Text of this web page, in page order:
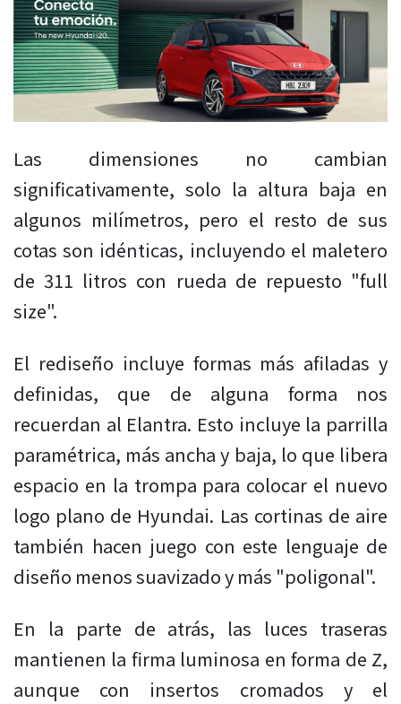
Las dimensiones no cambian
significativamente, solo la altura baja en
algunos milímetros, pero el resto de sus
cotas son idénticas, incluyendo el maletero
de 311 litros con rueda de repuesto "full
size".
El rediseño incluye formas más afiladas y
definidas, que de alguna forma nos
recuerdan al Elantra. Esto incluye la parrilla
paramétrica, más ancha y baja, lo que libera
espacio en la trompa para colocar el nuevo
logo plano de Hyundai. Las cortinas de aire
también hacen juego con este lenguaje de
diseño menos suavizado y más "poligonal".
En la parte de atrás, las luces traseras
mantienen la firma luminosa en forma de Z,
aunque con insertos cromados y el